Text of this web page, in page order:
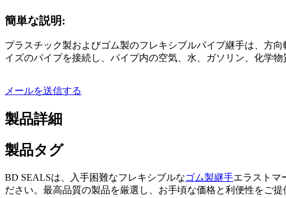
簡単な説明:
プラスチック製およびゴム製のフレキシブルパイプ継手は、方
イズのパイプを接続し、パイプ内の空気、水、ガソリン、化学
メールを送信する
製品詳細
製品タグ
BD SEALSは、入手困難なフレキシブルなゴム製継手エラストマ
ださい。最高品質の製品を厳選し、お手頃な価格と利便性をご提